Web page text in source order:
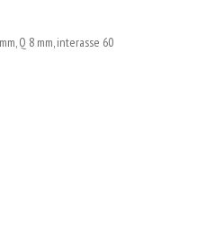
Q 8 mm, interasse 60